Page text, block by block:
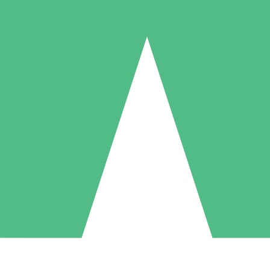
Packs de Crédits Individuels
à l'utilisation avec des crédits de téléchargement. Sans engagement
5 Téléchargements
US$